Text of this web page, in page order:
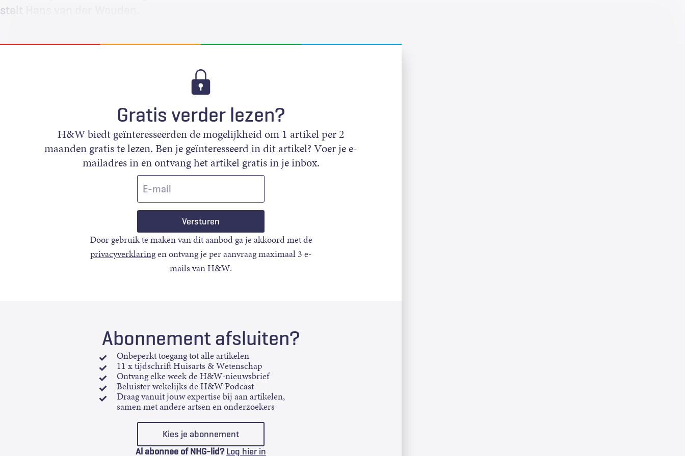
stelt Hans van der Wouden.
Gratis verder lezen?
H&W biedt geïnteresseerden de mogelijkheid om 1 artikel per 2
maanden gratis te lezen. Ben je geïnteresseerd in dit artikel? Voer je e-
mailadres in en ontvang het artikel gratis in je inbox.
Door gebruik te maken van dit aanbod ga je akkoord met de
privacyverklaringen ontvang je per aanvraag maximaal 3 e-
mails van H&W.
Abonnement afsluiten?
Onbeperkt toegang tot alle artikelen
11 x tijdschrift Huisarts & Wetenschap
Ontvang elke week de H&W-nieuwsbrief
Beluister wekelijks de H&W Podcast
Draag vanuit jouw expertise bij aan artikelen,
samen met andere artsen en onderzoekers
Kies je abonnement
Al abonnee of NHG-lid? Log hier in